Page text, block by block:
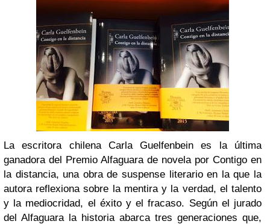
La escritora chilena Carla Guelfenbein es la última
ganadora del Premio Alfaguara de novela por Contigo en
la distancia, una obra de suspense literario en la que la
autora reflexiona sobre la mentira y la verdad, el talento
y la mediocridad, el éxito y el fracaso. Según el jurado
del Alfaguara la historia abarca tres generaciones que,